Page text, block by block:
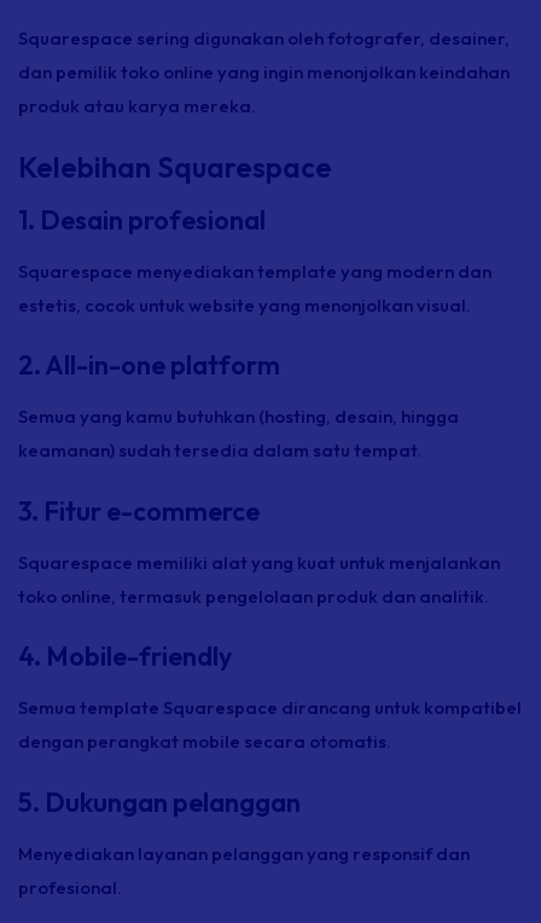
Squarespace sering digunakan oleh fotografer, desainer,
dan pemilik toko online yang ingin menonjolkan keindahan
produk atau karya mereka.
Kelebihan Squarespace
1. Desain profesional
Squarespace menyediakan template yang modern dan
estetis, cocok untuk website yang menonjolkan visual.
2. All-in-one platform
Semua yang kamu butuhkan (hosting, desain, hingga
keamanan) sudah tersedia dalam satu tempat.
3. Fitur e-commerce
Squarespace memiliki alat yang kuat untuk menjalankan
toko online, termasuk pengelolaan produk dan analitik.
4. Mobile-friendly
Semua template Squarespace dirancang untuk kompatibel
dengan perangkat mobile secara otomatis.
5. Dukungan pelanggan
Menyediakan layanan pelanggan yang responsif dan
profesional.